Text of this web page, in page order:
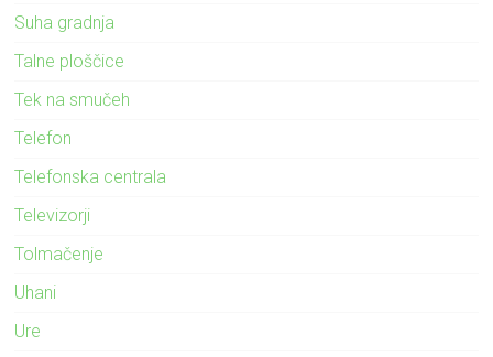
Suha gradnja
Talne ploščice
Tek na smučeh
Telefon
Telefonska centrala
Televizorji
Tolmačenje
Uhani
Ure